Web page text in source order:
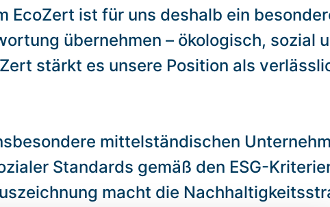
EcoZert ist für uns deshalb ein
übernehmen – ökologisch, sozial
stärkt es unsere Position als
mittelständischen
Standards gemäß den ESG-
macht die